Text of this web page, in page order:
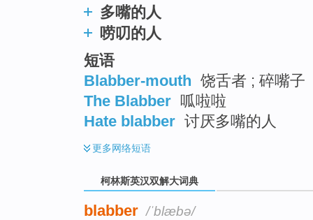
多嘴的人
唠叨的人
短语
Blabber-mouth 饶舌者 ; 碎嘴子
The Blabber 呱啦啦
Hate blabber 讨厌多嘴的人
更多网络短语
柯林斯英汉双解大词典
blabber /ˈblæbə/